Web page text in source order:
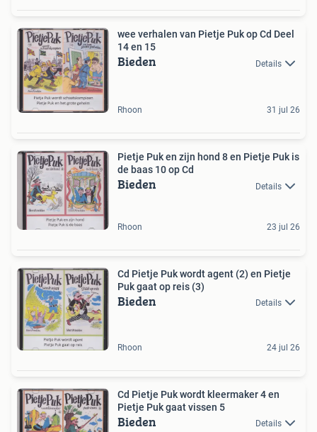
wee verhalen van Pietje Puk op Cd Deel
14 en 15
Bieden Details
Rhoon 31 jul 26
Pietje Puk en zijn hond 8 en Pietje Puk is
de baas 10 op Cd
Bieden Details
Rhoon 23 jul 26
Cd Pietje Puk wordt agent (2) en Pietje
Puk gaat op reis (3)
Bieden Details
Rhoon 24 jul 26
Cd Pietje Puk wordt kleermaker 4 en
Pietje Puk gaat vissen 5
Bieden Details